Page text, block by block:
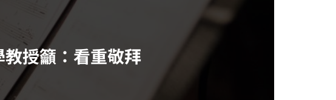
授籲：看重敬拜